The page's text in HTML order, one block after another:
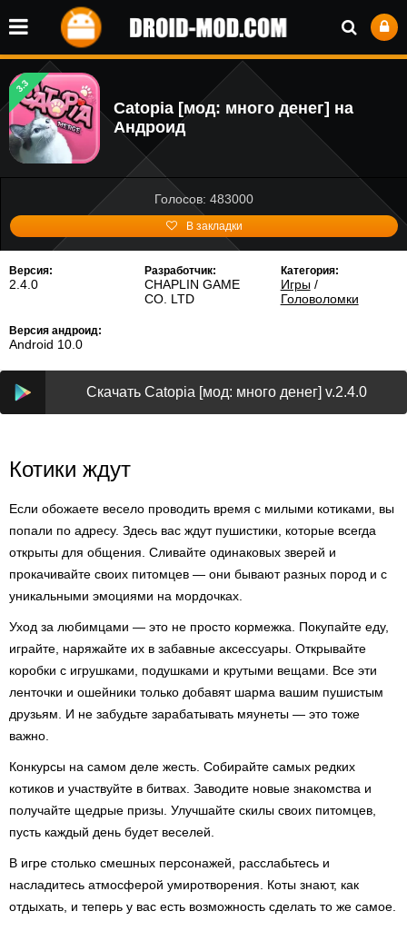
3.3
Catopia [мод: много денег] на
Андроид
Голосов: 483000
В закладки
Версия:
2.4.0
Разработчик:
CHAPLIN GAME
CO. LTD
Категория:
Игры/
Головоломки
Версия андроид:
Android 10.0
Скачать Catopia [мод: много денег] v.2.4.0
Котики ждут
Если обожаете весело проводить время с милыми котиками, вы
попали по адресу. Здесь вас ждут пушистики, которые всегда
открыты для общения. Сливайте одинаковых зверей и
прокачивайте своих питомцев — они бывают разных пород и с
уникальными эмоциями на мордочках.
Уход за любимцами — это не просто кормежка. Покупайте еду,
играйте, наряжайте их в забавные аксессуары. Открывайте
коробки с игрушками, подушками и крутыми вещами. Все эти
ленточки и ошейники только добавят шарма вашим пушистым
друзьям. И не забудьте зарабатывать мяунеты — это тоже
важно.
Конкурсы на самом деле жесть. Собирайте самых редких
котиков и участвуйте в битвах. Заводите новые знакомства и
получайте щедрые призы. Улучшайте скилы своих питомцев,
пусть каждый день будет веселей.
В игре столько смешных персонажей, расслабьтесь и
насладитесь атмосферой умиротворения. Коты знают, как
отдыхать, и теперь у вас есть возможность сделать то же самое.